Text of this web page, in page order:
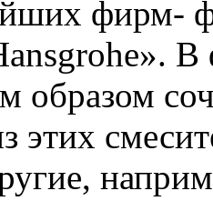
фирм-
В
образом
этих